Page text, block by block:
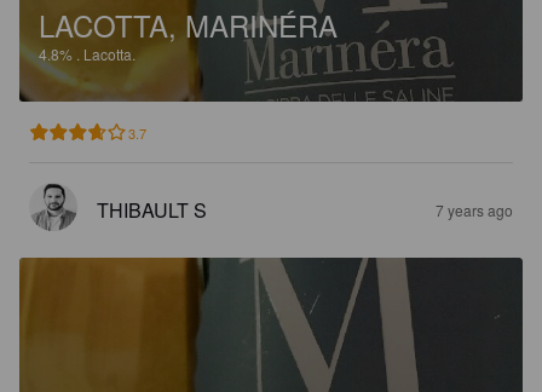
LACOTTA, MARINÉRA
4.8% . Lacotta.
3.7
THIBAULT S 7 years ago